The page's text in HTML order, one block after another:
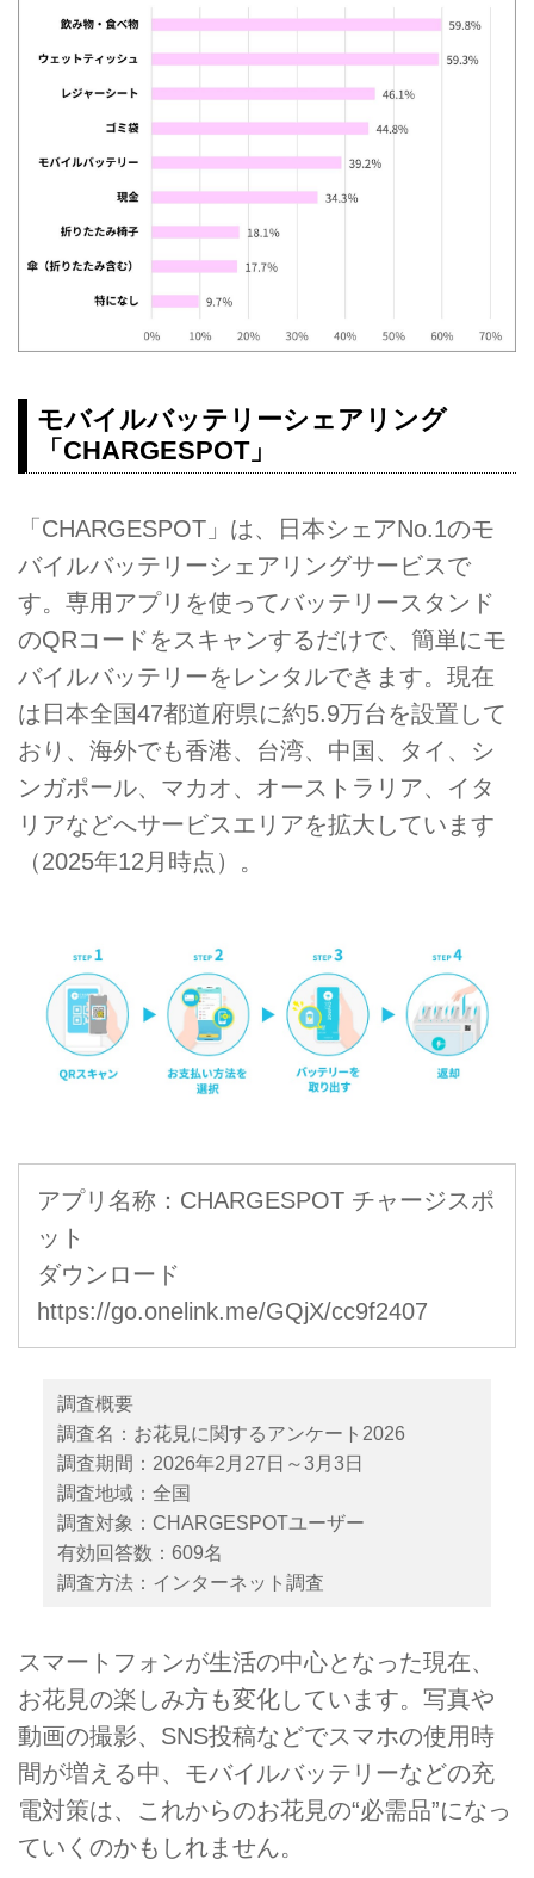
モバイルバッテリーシェアリング
「CHARGESPOT」
「CHARGESPOT」は、日本シェアNo.1のモ
バイルバッテリーシェアリングサービスで
す。専用アプリを使ってバッテリースタンド
のQRコードをスキャンするだけで、簡単にモ
バイルバッテリーをレンタルできます。現在
は日本全国47都道府県に約5.9万台を設置して
おり、海外でも香港、台湾、中国、タイ、シ
ンガポール、マカオ、オーストラリア、イタ
リアなどへサービスエリアを拡大しています
（2025年12月時点）。
アプリ名称：CHARGESPOT チャージスポ
ット
ダウンロード
https://go.onelink.me/GQjX/cc9f2407
調査概要
調査名：お花見に関するアンケート2026
調査期間：2026年2月27日～3月3日
調査地域：全国
調査対象：CHARGESPOTユーザー
有効回答数：609名
調査方法：インターネット調査
スマートフォンが生活の中心となった現在、
お花見の楽しみ方も変化しています。写真や
動画の撮影、SNS投稿などでスマホの使用時
間が増える中、モバイルバッテリーなどの充
電対策は、これからのお花見の“必需品”になっ
ていくのかもしれません。